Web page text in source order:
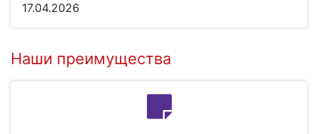
17.04.2026
Наши преимущества